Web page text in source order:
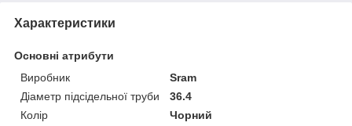
Характеристики
Основні атрибути
Виробник
Sram
Діаметр підсідельної труби
36.4
Колір
Чорний